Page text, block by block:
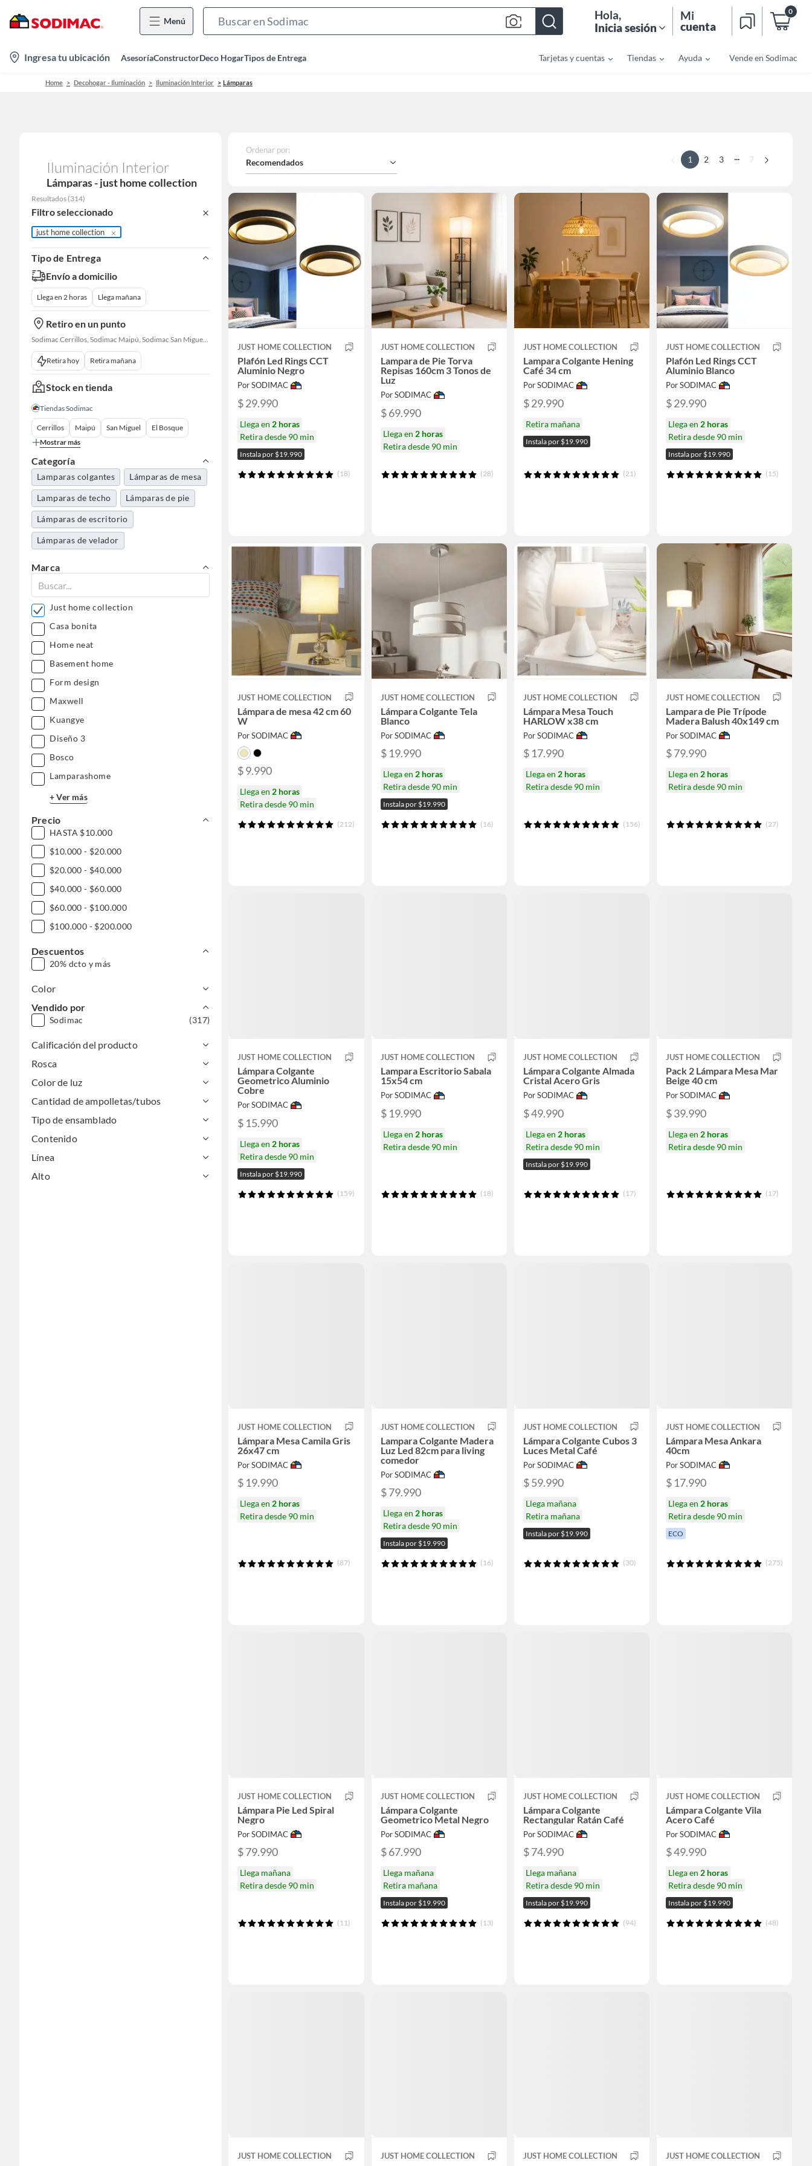
Menú
Bar
Hola,
Inicia sesión
Mi
cuenta
0
location-
icon
Ingresa tu ubicación AsesoríaConstructorDeco HogarTipos de Entrega Tarjetas y cuentas Tiendas Ayuda Vende en Sodimac
Home Decohogar - Iluminación Iluminación Interior Lámparas
Iluminación Interior
Lámparas - just home collection
Resultados (314)
Filtro seleccionado
just home collection
Tipo de Entrega
Envío a domicilio
Llega en 2 horas Llega mañana
Retiro en un punto
Sodimac Cerrillos, Sodimac Maipú, Sodimac San Miguel, Sodimac El Bosque, Sodimac San Bernardo, Sodimac Talagante, Sodimac San Fernando
Retira hoy Retira mañana
Stock en tienda
Tiendas Sodimac
Cerrillos Maipú San Miguel
El Bosque
Mostrar más
Categoría
Lamparas colgantes Lámparas de mesa
Lamparas de techo Lámparas de pie
Lámparas de escritorio
Lámparas de velador
Marca
Just home collection
Casa bonita
Home neat
Basement home
Form design
Maxwell
Kuangye
Diseño 3
Bosco
Lamparashome
+ Ver más
Precio
HASTA $10.000
$10.000 - $20.000
$20.000 - $40.000
$40.000 - $60.000
$60.000 - $100.000
$100.000 - $200.000
Descuentos
20% dcto y más
Color
Vendido por
Sodimac (317)
Calificación del producto
Rosca
Color de luz
Cantidad de ampolletas/tubos
Tipo de ensamblado
Contenido
Línea
Alto
Ordenar por:
Recomendados 1 2 3 ... 7
JUST HOME COLLECTION
Plafón Led Rings CCT
Aluminio Negro
Por SODIMAC
$ 29.990
Llega en 2 horas
Retira desde 90 min
Instala por $19.990
(18)
JUST HOME COLLECTION
Lampara de Pie Torva
Repisas 160cm 3 Tonos de
Luz
Por SODIMAC
$ 69.990
Llega en 2 horas
Retira desde 90 min
(28)
JUST HOME COLLECTION
Lampara Colgante Hening
Café 34 cm
Por SODIMAC
$ 29.990
Retira mañana
Instala por $19.990
(21)
JUST HOME COLLECTION
Plafón Led Rings CCT
Aluminio Blanco
Por SODIMAC
$ 29.990
Llega en 2 horas
Retira desde 90 min
Instala por $19.990
(15)
JUST HOME COLLECTION
Lámpara de mesa 42 cm 60
W
Por SODIMAC
$ 9.990
Llega en 2 horas
Retira desde 90 min
(212)
JUST HOME COLLECTION
Lámpara Colgante Tela
Blanco
Por SODIMAC
$ 19.990
Llega en 2 horas
Retira desde 90 min
Instala por $19.990
(16)
JUST HOME COLLECTION
Lámpara Mesa Touch
HARLOW x38 cm
Por SODIMAC
$ 17.990
Llega en 2 horas
Retira desde 90 min
(156)
JUST HOME COLLECTION
Lampara de Pie Trípode
Madera Balush 40x149 cm
Por SODIMAC
$ 79.990
Llega en 2 horas
Retira desde 90 min
(27)
JUST HOME COLLECTION
Lámpara Colgante
Geometrico Aluminio
Cobre
Por SODIMAC
$ 15.990
Llega en 2 horas
Retira desde 90 min
Instala por $19.990
(159)
JUST HOME COLLECTION
Lampara Escritorio Sabala
15x54 cm
Por SODIMAC
$ 19.990
Llega en 2 horas
Retira desde 90 min
(18)
JUST HOME COLLECTION
Lámpara Colgante Almada
Cristal Acero Gris
Por SODIMAC
$ 49.990
Llega en 2 horas
Retira desde 90 min
Instala por $19.990
(17)
JUST HOME COLLECTION
Pack 2 Lámpara Mesa Mar
Beige 40 cm
Por SODIMAC
$ 39.990
Llega en 2 horas
Retira desde 90 min
(17)
JUST HOME COLLECTION
Lámpara Mesa Camila Gris
26x47 cm
Por SODIMAC
$ 19.990
Llega en 2 horas
Retira desde 90 min
(87)
JUST HOME COLLECTION
Lampara Colgante Madera
Luz Led 82cm para living
comedor
Por SODIMAC
$ 79.990
Llega en 2 horas
Retira desde 90 min
Instala por $19.990
(16)
JUST HOME COLLECTION
Lámpara Colgante Cubos 3
Luces Metal Café
Por SODIMAC
$ 59.990
Llega mañana
Retira mañana
Instala por $19.990
(30)
JUST HOME COLLECTION
Lámpara Mesa Ankara
40cm
Por SODIMAC
$ 17.990
Llega en 2 horas
Retira desde 90 min
ECO
(275)
JUST HOME COLLECTION
Lámpara Pie Led Spiral
Negro
Por SODIMAC
$ 79.990
Llega mañana
Retira desde 90 min
(11)
JUST HOME COLLECTION
Lámpara Colgante
Geometrico Metal Negro
Por SODIMAC
$ 67.990
Llega mañana
Retira mañana
Instala por $19.990
(13)
JUST HOME COLLECTION
Lámpara Colgante
Rectangular Ratán Café
Por SODIMAC
$ 74.990
Llega mañana
Retira desde 90 min
Instala por $19.990
(94)
JUST HOME COLLECTION
Lámpara Colgante Vila
Acero Café
Por SODIMAC
$ 49.990
Llega en 2 horas
Retira desde 90 min
Instala por $19.990
(48)
JUST HOME COLLECTION JUST HOME COLLECTION JUST HOME COLLECTION JUST HOME COLLECTION